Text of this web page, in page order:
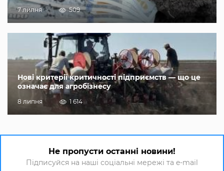
7 липня 509
Нові критерії критичності підприємств — що це
означає для агробізнесу
8 липня 1 614
Не пропусти останні новини!
Підписуйся на наші соціальні мережі та e-mail